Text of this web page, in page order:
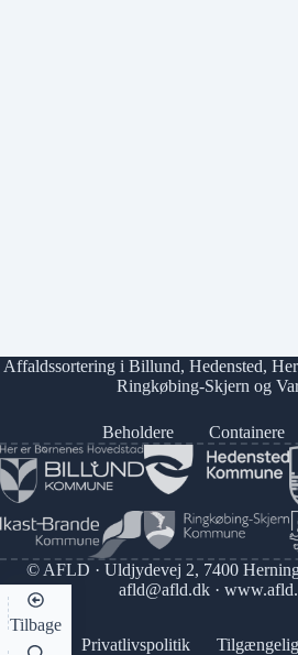
Affaldssortering i Billund, Hedensted,
Ringkøbing-Skjern og
Beholdere Containere
© AFLD · Uldjydevej 2, 7400
afld@afld.dk·
Privatlivspolitik
Tilbage